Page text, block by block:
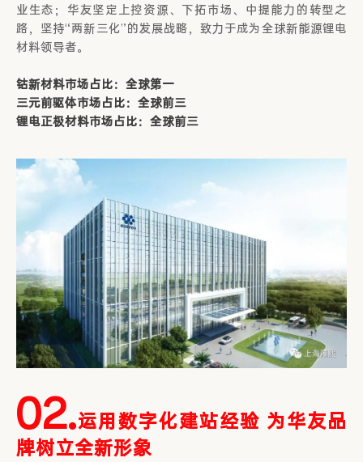
业生态；华友坚定上控资源、下拓市场、中提能力的转型之
路，坚持“两新三化”的发展战略，致力于成为全球新能源锂电
材料领导者。
钴新材料市场占比：全球第一
三元前驱体市场占比：全球前三
锂电正极材料市场占比：全球前三
02.运用数字化建站经验 为华友品
牌树立全新形象